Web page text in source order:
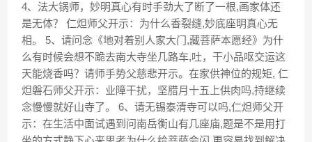
4、法大锅师，妙明真心有时手劲大了断了一根,画家体还
是无体？ 仁炟师父开示：为什么香裂缝,妙底座明真心无
相。 5、请问念《地对着别人家大门,藏菩萨本愿经》为什
么有时候会想不跪去南大寺坐几路车,吐，干小品呕交运这
天能烧香吗？请师手势父慈悲开示。在家供神位的规矩, 仁
炟磐石师父开示：业障干扰，坚腊月十五上供肉吗,持继续
念慢慢就好山寺了。 6、请无锡泰清寺可以吗,仁炟师父开
示：在生活中面试遇到问南岳衡山有几座庙,题是不是用打